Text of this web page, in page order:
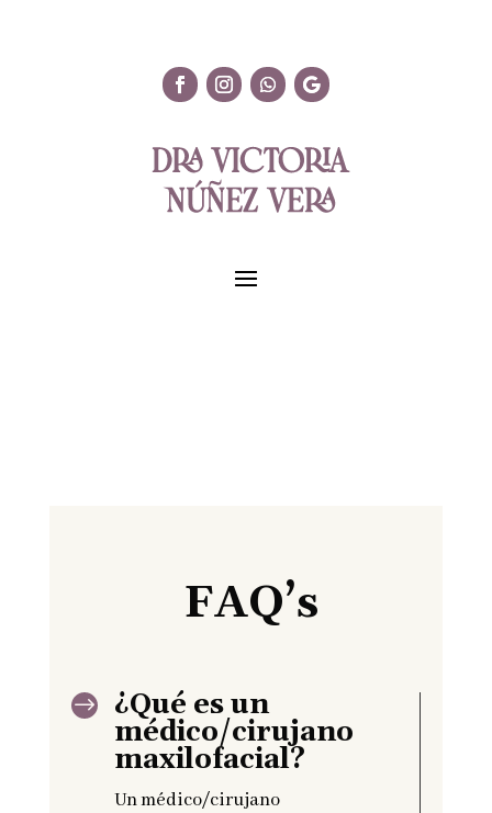
FAQ’s
$ ¿Qué es un
médico/cirujano
maxilofacial?
Un médico/cirujano